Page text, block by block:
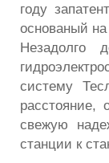
году
основаный
Незадолго
систему
расстояние,
свежую
станции к